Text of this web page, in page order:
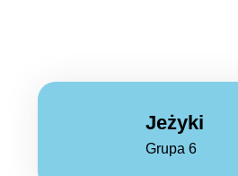
Jeżyki
Grupa 6